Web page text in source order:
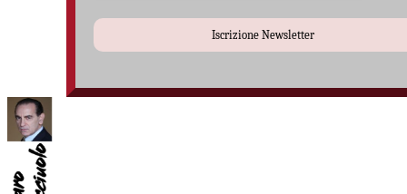
Iscrizione Newsletter